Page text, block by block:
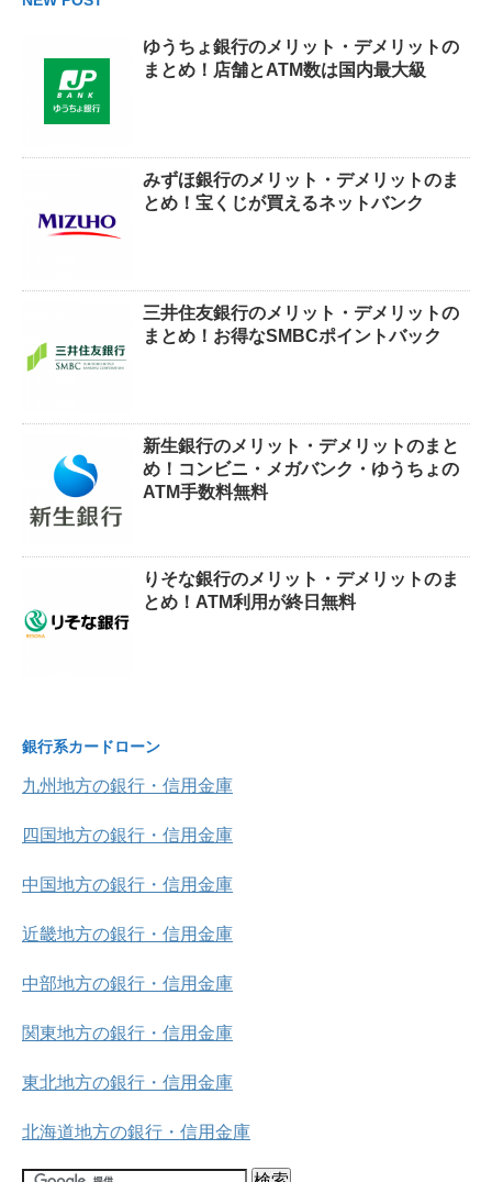
ゆうちょ銀行のメリット・デメリットの
まとめ！店舗とATM数は国内最大級
みずほ銀行のメリット・デメリットのま
とめ！宝くじが買えるネットバンク
三井住友銀行のメリット・デメリットの
まとめ！お得なSMBCポイントバック
新生銀行のメリット・デメリットのまと
め！コンビニ・メガバンク・ゆうちょの
ATM手数料無料
りそな銀行のメリット・デメリットのま
とめ！ATM利用が終日無料
銀行系カードローン
九州地方の銀行・信用金庫
四国地方の銀行・信用金庫
中国地方の銀行・信用金庫
近畿地方の銀行・信用金庫
中部地方の銀行・信用金庫
関東地方の銀行・信用金庫
東北地方の銀行・信用金庫
北海道地方の銀行・信用金庫